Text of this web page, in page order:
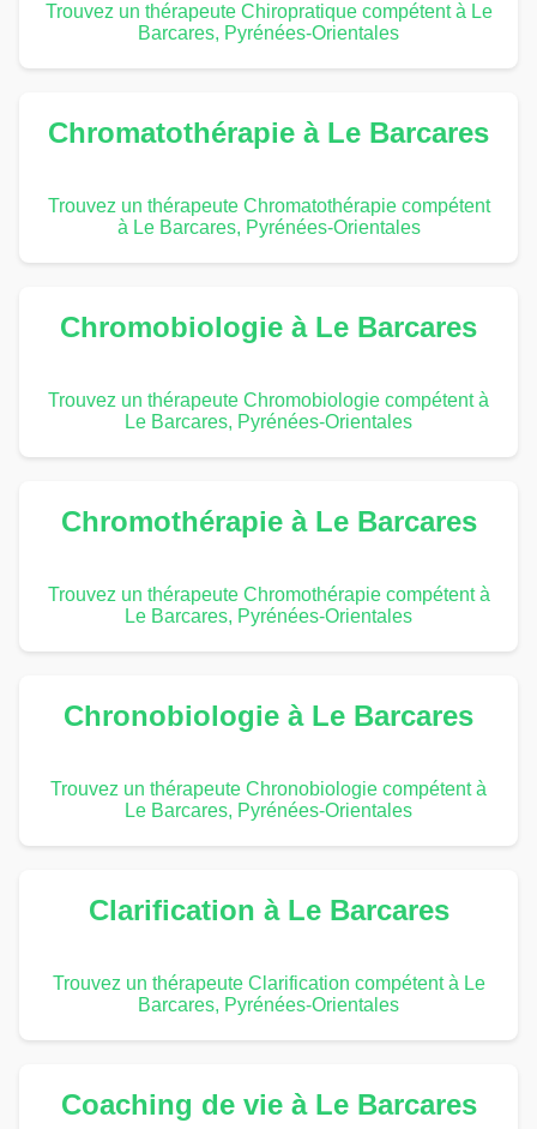
Trouvez un thérapeute Chiropratique compétent à Le
Barcares, Pyrénées-Orientales
Chromatothérapie à Le Barcares
Trouvez un thérapeute Chromatothérapie compétent
à Le Barcares, Pyrénées-Orientales
Chromobiologie à Le Barcares
Trouvez un thérapeute Chromobiologie compétent à
Le Barcares, Pyrénées-Orientales
Chromothérapie à Le Barcares
Trouvez un thérapeute Chromothérapie compétent à
Le Barcares, Pyrénées-Orientales
Chronobiologie à Le Barcares
Trouvez un thérapeute Chronobiologie compétent à
Le Barcares, Pyrénées-Orientales
Clarification à Le Barcares
Trouvez un thérapeute Clarification compétent à Le
Barcares, Pyrénées-Orientales
Coaching de vie à Le Barcares